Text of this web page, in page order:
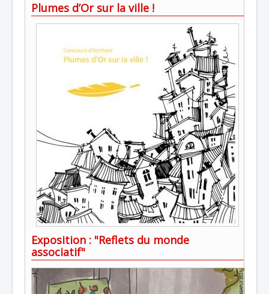
Plumes d’Or sur la ville !
Exposition : "Reflets du monde
associatif"